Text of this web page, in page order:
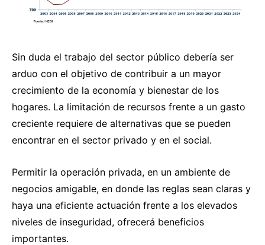
Sin duda el trabajo del sector público debería ser
arduo con el objetivo de contribuir a un mayor
crecimiento de la economía y bienestar de los
hogares. La limitación de recursos frente a un gasto
creciente requiere de alternativas que se pueden
encontrar en el sector privado y en el social.
Permitir la operación privada, en un ambiente de
negocios amigable, en donde las reglas sean claras y
haya una eficiente actuación frente a los elevados
niveles de inseguridad, ofrecerá beneficios
importantes.